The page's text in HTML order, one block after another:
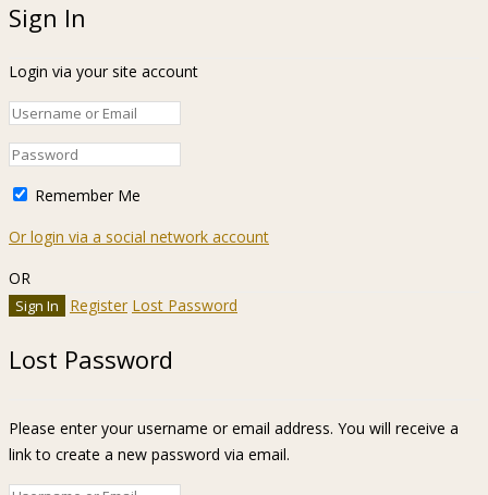
Sign In
Login via your site account
Remember Me
Or login via a social network account
OR
Register Lost Password
Lost Password
Please enter your username or email address. You will receive a
link to create a new password via email.